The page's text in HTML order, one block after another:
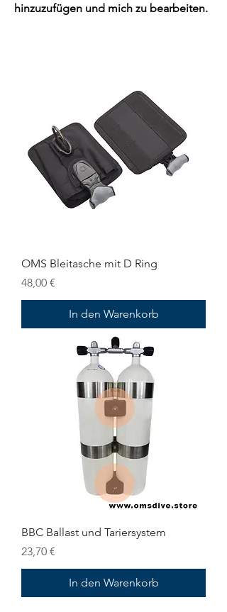
hinzuzufügen und mich zu bearbeiten.
OMS Bleitasche mit D Ring
Preis
48,00 €
In den Warenkorb
BBC Ballast und Tariersystem
Preis
23,70 €
In den Warenkorb